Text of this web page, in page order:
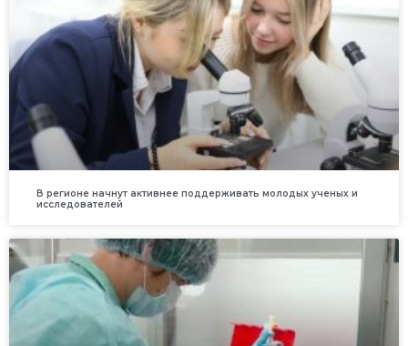
В регионе начнут активнее поддерживать молодых ученых и
исследователей